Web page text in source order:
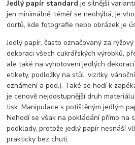
Jedlý papír standard je silnější
jen minimálně, téměř se neohýbá, je
dortů, kde fotografie nebo obrázek je
Jedlý papír, často označovaný za
dekoraci všech cukrářských výrobků,
ale také na vyhotovení jedlých
etikety, podložky na stůl, vizitky,
oznámení a pod.). Také se hodí k
je cenově nejdostupnější druh
tisk. Manipulace s potištěným jedlým
Nehodí se však na pokládání přímo na
podklady, protože jedlý papír nesnáší
prakticky bez chuti.